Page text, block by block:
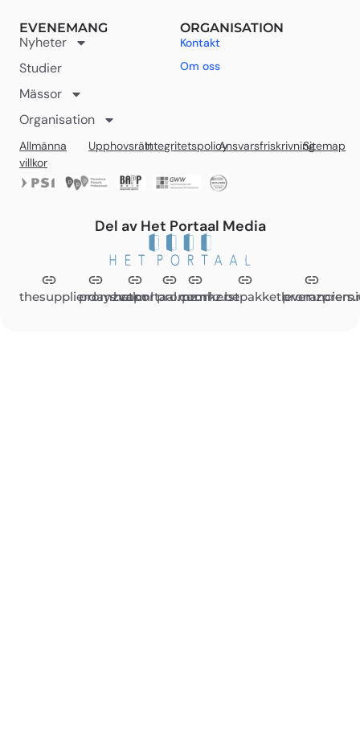
EVENEMANG
Nyheter
Studier
Mässor
Organisation
ORGANISATION
Kontakt
Om oss
Allmänna
villkor
UpphovsrättIntegritetspolicyAnsvarsfriskrivningSitemap
Del av Het Portaal Media
thesupplierdays.com
promzvak.nl
hetportaal.com
promz.nl
promz.be